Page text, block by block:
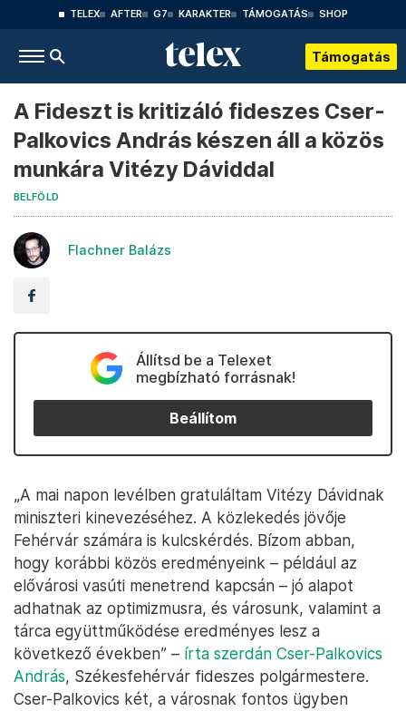
TELEX AFTER G7 KARAKTER TÁMOGATÁS SHOP
Támogatás
A Fideszt is kritizáló fideszes Cser-
Palkovics András készen áll a közös
munkára Vitézy Dáviddal
BELFÖLD
Flachner Balázs
Állítsd be a Telexet
megbízható forrásnak!
Beállítom
„A mai napon levélben gratuláltam Vitézy Dávidnak
miniszteri kinevezéséhez. A közlekedés jövője
Fehérvár számára is kulcskérdés. Bízom abban,
hogy korábbi közös eredményeink – például az
elővárosi vasúti menetrend kapcsán – jó alapot
adhatnak az optimizmusra, és városunk, valamint a
tárca együttműködése eredményes lesz a
következő években” – írta szerdán Cser-Palkovics
András, Székesfehérvár fideszes polgármestere.
Cser-Palkovics két, a városnak fontos ügyben